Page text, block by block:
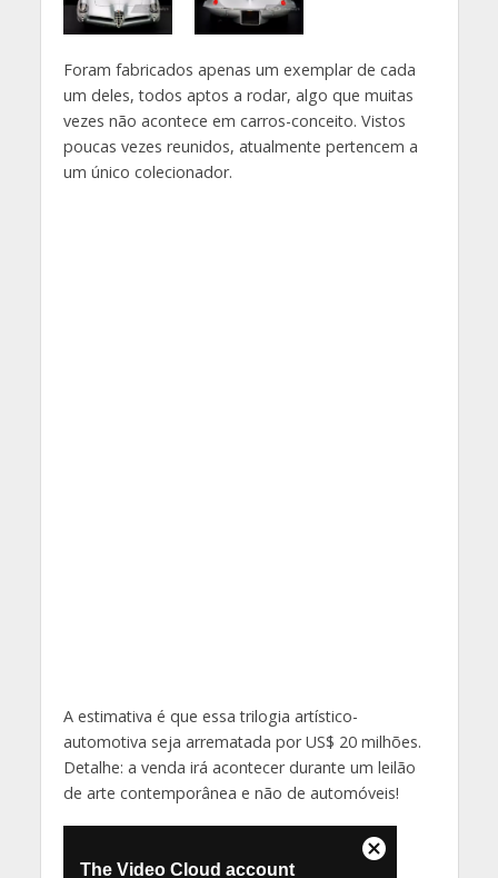
Foram fabricados apenas um exemplar de cada
um deles, todos aptos a rodar, algo que muitas
vezes não acontece em carros-conceito. Vistos
poucas vezes reunidos, atualmente pertencem a
um único colecionador.
A estimativa é que essa trilogia artístico-
automotiva seja arrematada por US$ 20 milhões.
Detalhe: a venda irá acontecer durante um leilão
de arte contemporânea e não de automóveis!